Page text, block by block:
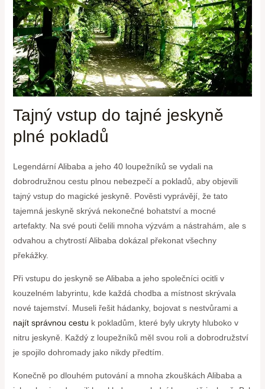
Tajný vstup do tajné jeskyně
plné pokladů
Legendární Alibaba a jeho 40 loupežníků se vydali na
dobrodružnou cestu plnou nebezpečí a pokladů, aby objevili
tajný vstup do magické jeskyně. Pověsti vyprávějí, že tato
tajemná jeskyně skrývá nekonečné bohatství a mocné
artefakty. Na své pouti čelili mnoha výzvám a nástrahám, ale s
odvahou a chytrostí Alibaba dokázal překonat všechny
překážky.
Při vstupu do jeskyně se Alibaba a jeho společníci ocitli v
kouzelném labyrintu, kde každá chodba a místnost skrývala
nové tajemství. Museli řešit hádanky, bojovat s nestvůrami a
najít správnou cestu k pokladům, které byly ukryty hluboko v
nitru jeskyně. Každý z loupežníků měl svou roli a dobrodružství
je spojilo dohromady jako nikdy předtím.
Konečně po dlouhém putování a mnoha zkouškách Alibaba a